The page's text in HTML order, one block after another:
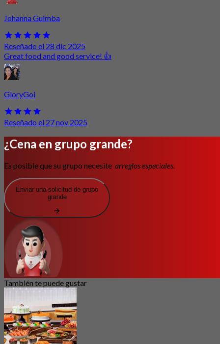
Johanna Guimba
Reseñado el 28 dic 2025
Great food and good service! 👍
GloryGoi
Reseñado el 27 nov 2025
¿Cena en grupo grande?
Es posible que su grupo necesite arreglos especiales.
Enviar una solicitud de grupo
grande
También te puede gustar